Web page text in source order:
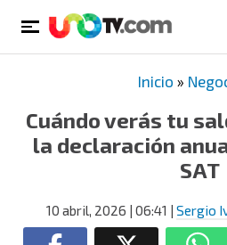
Inicio »
Cuándo verás tu
la declaración
SAT
10 abril, 2026 | 06:41 | Sergio